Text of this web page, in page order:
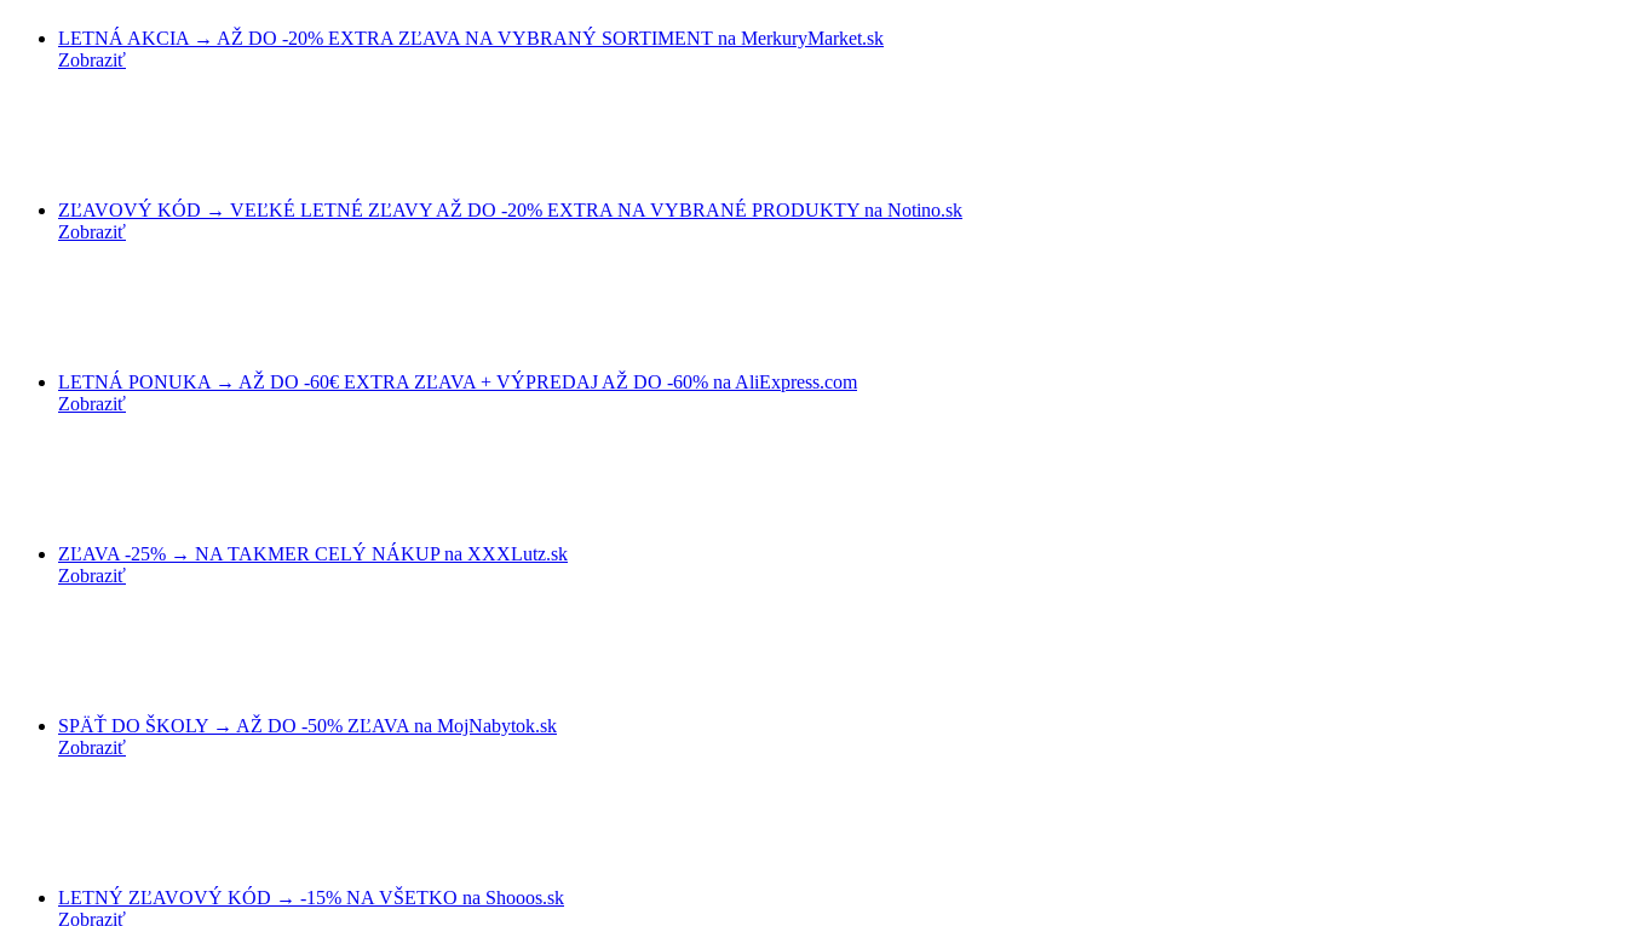
LETNÁ AKCIA → AŽ DO -20% EXTRA ZĽAVA NA VYBRANÝ SORTIMENT na MerkuryMarket.sk
Zobraziť
ZĽAVOVÝ KÓD → VEĽKÉ LETNÉ ZĽAVY AŽ DO -20% EXTRA NA VYBRANÉ PRODUKTY na Notino.sk
Zobraziť
LETNÁ PONUKA → AŽ DO -60€ EXTRA ZĽAVA + VÝPREDAJ AŽ DO -60% na AliExpress.com
Zobraziť
ZĽAVA -25% → NA TAKMER CELÝ NÁKUP na XXXLutz.sk
Zobraziť
SPÄŤ DO ŠKOLY → AŽ DO -50% ZĽAVA na MojNabytok.sk
Zobraziť
LETNÝ ZĽAVOVÝ KÓD → -15% NA VŠETKO na Shooos.sk
Zobraziť